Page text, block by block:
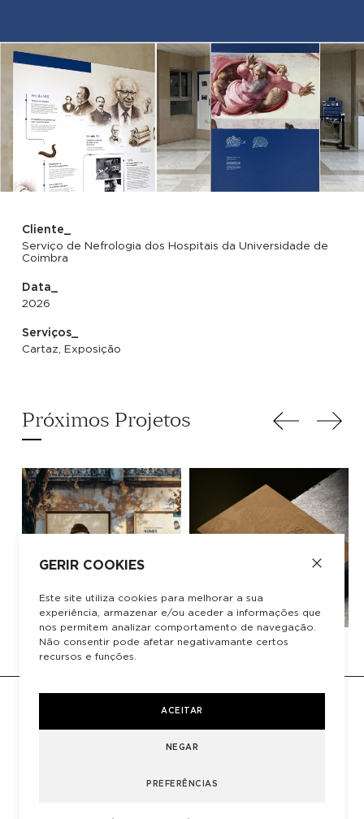
GERIR COOKIES
Este site utiliza cookies para melhorar a sua
experiência, armazenar e/ou aceder a informações que
nos permitem analizar comportamento de navegação.
Não consentir pode afetar negativamante certos
recursos e funções.
ACEITAR
NEGAR
PREFERÊNCIAS
Cliente_
Serviço de Nefrologia dos Hospitais da Universidade de
Coimbra
Data_
2026
Serviços_
Cartaz, Exposição
Próximos Projetos